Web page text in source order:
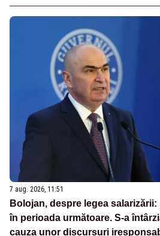
7 aug. 2026, 11:51
Bolojan, despre legea
în perioada următoare. S-a
cauza unor discursuri